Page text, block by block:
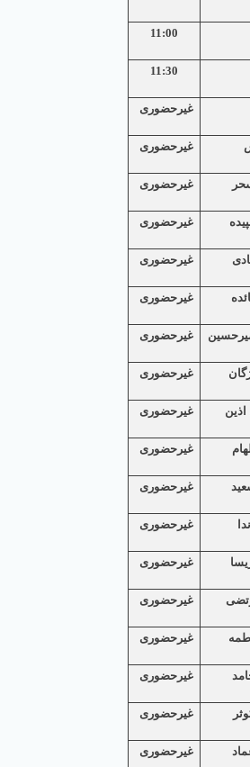
11:00
11:30
غیرحضوری
غیرحضوری
غیرحضوری
غیرحضوری
غیرحضوری
غیرحضوری
غیرحضوری
غیرحضوری
غیرحضوری
غیرحضوری
غیرحضوری
ندا غیرحضوری
غیرحضوری
غیرحضوری
غیرحضوری
غیرحضوری
غیرحضوری
غیرحضوری